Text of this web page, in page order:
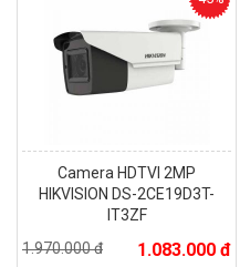
Camera HDTVI 2MP
HIKVISION DS-2CE19D3T-
IT3ZF
1.970.000 đ
1.083.000 đ